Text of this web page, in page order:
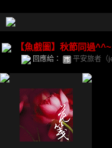
【魚戲圖】秋節同過^^~
回應給： 平安旅者（